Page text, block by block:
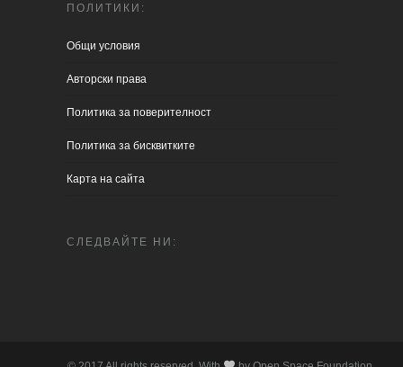
ПОЛИТИКИ:
Общи условия
Aвторски права
Политика за поверителност
Политика за бисквитките
Карта на сайта
СЛЕДВАЙТЕ НИ: